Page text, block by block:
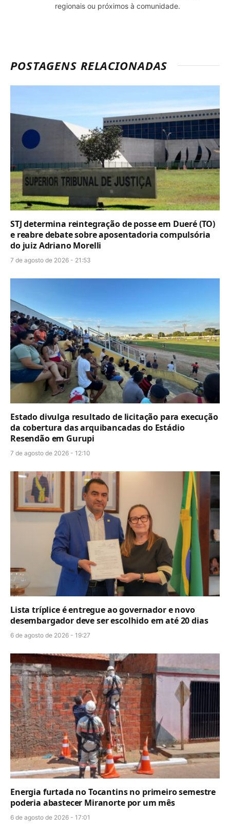
regionais ou próximos à comunidade.
POSTAGENS RELACIONADAS
STJ determina reintegração de posse em Dueré (TO)
e reabre debate sobre aposentadoria compulsória
do juiz Adriano Morelli
7 de agosto de 2026 - 21:53
Estado divulga resultado de licitação para execução
da cobertura das arquibancadas do Estádio
Resendão em Gurupi
7 de agosto de 2026 - 12:10
Lista tríplice é entregue ao governador e novo
desembargador deve ser escolhido em até 20 dias
6 de agosto de 2026 - 19:27
Energia furtada no Tocantins no primeiro semestre
poderia abastecer Miranorte por um mês
6 de agosto de 2026 - 17:01